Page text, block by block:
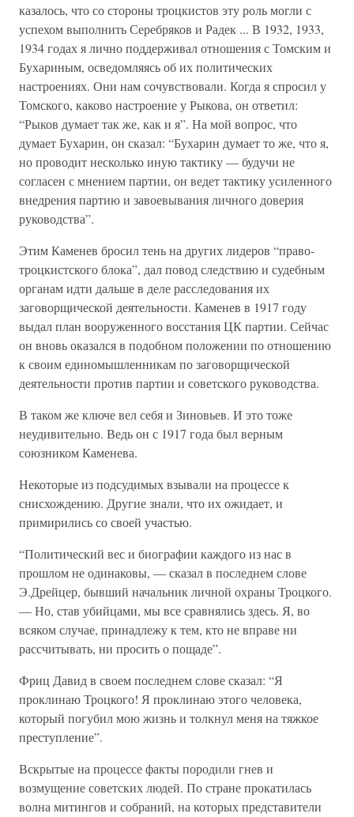
казалось, что со стороны троцкистов эту роль могли с
успехом выполнить Серебряков и Радек ... В 1932, 1933,
1934 годах я лично поддерживал отношения с Томским и
Бухариным, осведомляясь об их политических
настроениях. Они нам сочувствовали. Когда я спросил у
Томского, каково настроение у Рыкова, он ответил:
“Рыков думает так же, как и я”. На мой вопрос, что
думает Бухарин, он сказал: “Бухарин думает то же, что я,
но проводит несколько иную тактику — будучи не
согласен с мнением партии, он ведет тактику усиленного
внедрения партию и завоевывания личного доверия
руководства”.
Этим Каменев бросил тень на других лидеров “право-
троцкистского блока”, дал повод следствию и судебным
органам идти дальше в деле расследования их
заговорщической деятельности. Каменев в 1917 году
выдал план вооруженного восстания ЦК партии. Сейчас
он вновь оказался в подобном положении по отношению
к своим единомышленникам по заговорщической
деятельности против партии и советского руководства.
В таком же ключе вел себя и Зиновьев. И это тоже
неудивительно. Ведь он с 1917 года был верным
союзником Каменева.
Некоторые из подсудимых взывали на процессе к
снисхождению. Другие знали, что их ожидает, и
примирились со своей участью.
“Политический вес и биографии каждого из нас в
прошлом не одинаковы, — сказал в последнем слове
Э.Дрейцер, бывший начальник личной охраны Троцкого.
— Но, став убийцами, мы все сравнялись здесь. Я, во
всяком случае, принадлежу к тем, кто не вправе ни
рассчитывать, ни просить о пощаде”.
Фриц Давид в своем последнем слове сказал: “Я
проклинаю Троцкого! Я проклинаю этого человека,
который погубил мою жизнь и толкнул меня на тяжкое
преступление”.
Вскрытые на процессе факты породили гнев и
возмущение советских людей. По стране прокатилась
волна митингов и собраний, на которых представители